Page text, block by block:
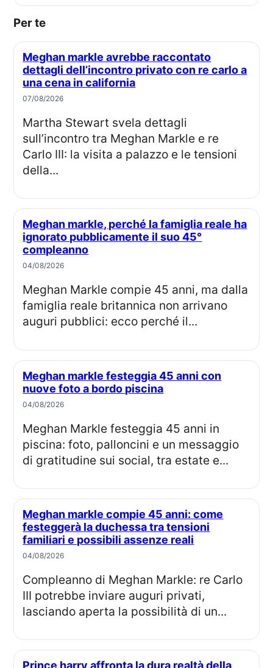
Per te
Meghan markle avrebbe raccontato
dettagli dell’incontro privato con re carlo a
una cena in california
07/08/2026
Martha Stewart svela dettagli
sull’incontro tra Meghan Markle e re
Carlo III: la visita a palazzo e le tensioni
della...
Meghan markle, perché la famiglia reale ha
ignorato pubblicamente il suo 45°
compleanno
04/08/2026
Meghan Markle compie 45 anni, ma dalla
famiglia reale britannica non arrivano
auguri pubblici: ecco perché il...
Meghan markle festeggia 45 anni con
nuove foto a bordo piscina
04/08/2026
Meghan Markle festeggia 45 anni in
piscina: foto, palloncini e un messaggio
di gratitudine sui social, tra estate e...
Meghan markle compie 45 anni: come
festeggerà la duchessa tra tensioni
familiari e possibili assenze reali
04/08/2026
Compleanno di Meghan Markle: re Carlo
III potrebbe inviare auguri privati,
lasciando aperta la possibilità di un...
Prince harry affronta la dura realtà della